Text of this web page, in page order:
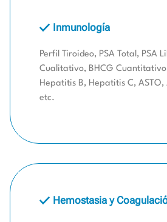
Inmunología
Perfil Tiroideo, PSA Total, PSA
Cualitativo, BHCG
Hepatitis B, Hepatitis C, ASTO,
etc.
Hemostasia y